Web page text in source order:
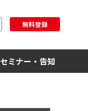
無料登録
セミナー・告知